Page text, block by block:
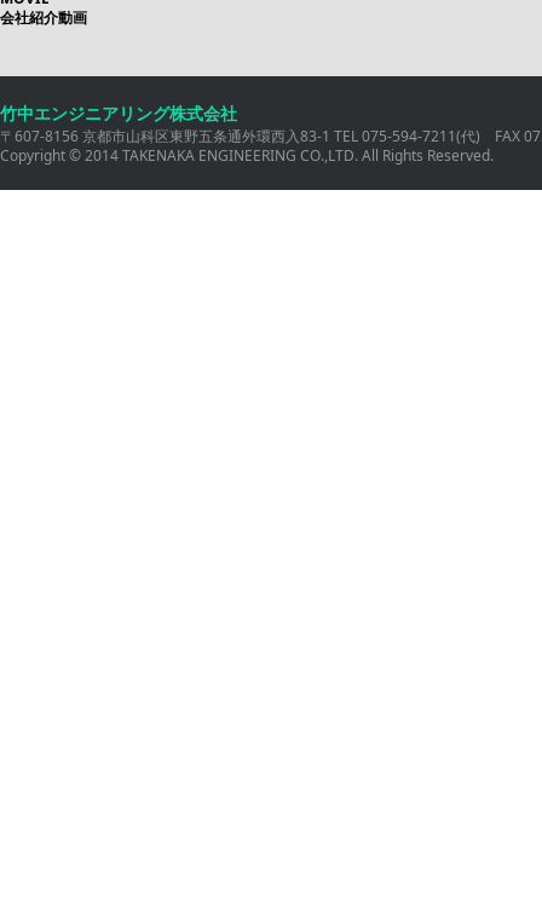
会社紹介動画
竹中エンジニアリング株式会社
〒607-8156 京都市山科区東野五条通外環西入83-1 TEL 075-594-7211(代) FAX
Copyright © 2014 TAKENAKA ENGINEERING CO.,LTD. All Rights Reserved.